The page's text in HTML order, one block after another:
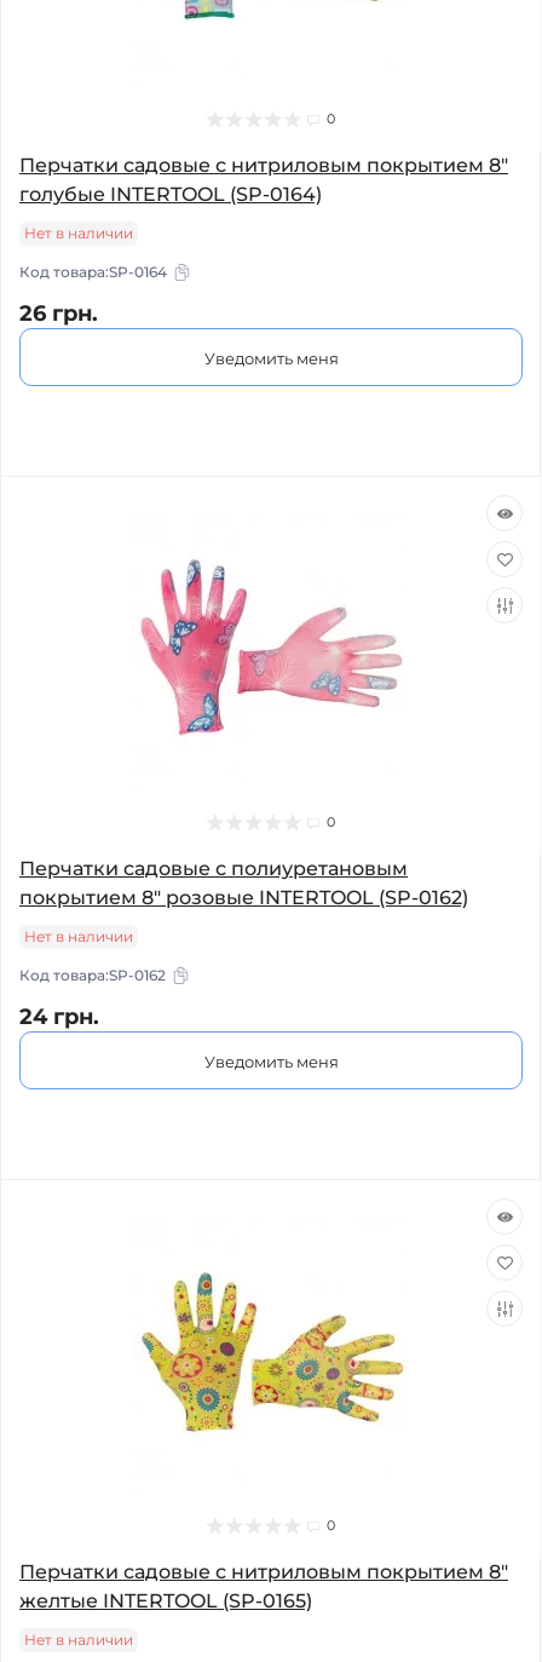
0
Перчатки садовые с нитриловым покрытием 8"
голубые INTERTOOL (SP-0164)
Нет в наличии
Код товара:SP-0164
26 грн.
Уведомить меня
0
Перчатки садовые с полиуретановым
покрытием 8" розовые INTERTOOL (SP-0162)
Нет в наличии
Код товара:SP-0162
24 грн.
Уведомить меня
0
Перчатки садовые с нитриловым покрытием 8"
желтые INTERTOOL (SP-0165)
Нет в наличии